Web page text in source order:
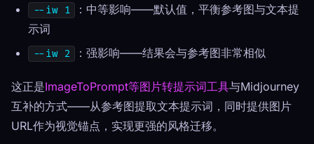
--iw 1
：中等影响——默认值，平衡参考图与文本提
示词
--iw 2 ：强影响——结果会与参考图非常相似
这正是ImageToPrompt等图片转提示词工具与Midjourney
互补的方式——从参考图提取文本提示词，同时提供图片
URL作为视觉锚点，实现更强的风格迁移。